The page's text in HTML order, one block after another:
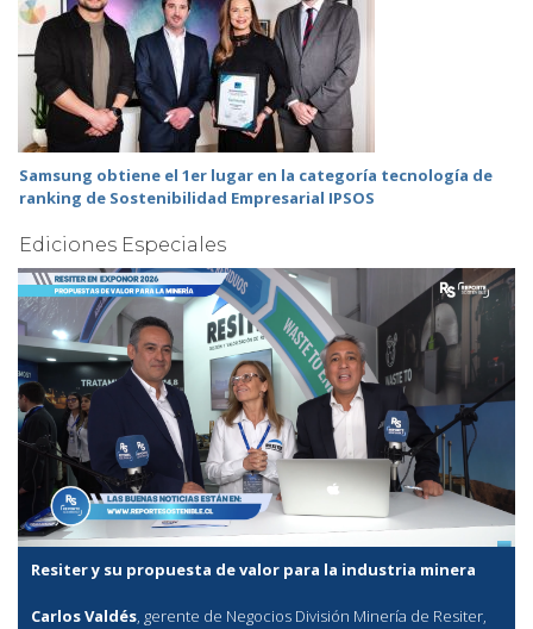
Samsung obtiene el 1er lugar en la categoría tecnología de
ranking de Sostenibilidad Empresarial IPSOS
Ediciones Especiales
Resiter y su propuesta de valor para la industria minera
Carlos Valdés, gerente de Negocios División Minería de Resiter,